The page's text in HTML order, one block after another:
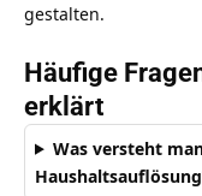
gestalten.
Häufige
erklärt
Was versteht